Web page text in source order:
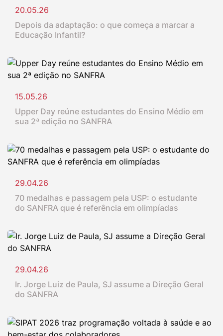
20.05.26
Depois da adaptação: o que começa a marcar a
Educação Infantil?
15.05.26
Upper Day reúne estudantes do Ensino Médio em
sua 2ª edição no SANFRA
29.04.26
70 medalhas e passagem pela USP: o estudante
do SANFRA que é referência em olimpíadas
29.04.26
Ir. Jorge Luiz de Paula, SJ assume a Direção Geral
do SANFRA